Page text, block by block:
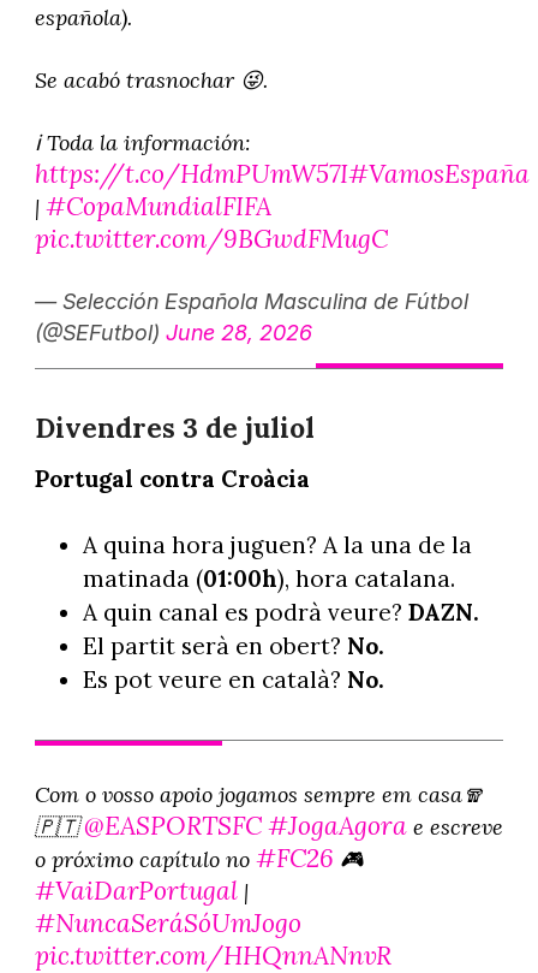
española).
Se acabó trasnochar 😜.
ℹ️ Toda la información:
https://t.co/HdmPUmW57I#VamosEspaña
| #CopaMundialFIFA
pic.twitter.com/9BGwdFMugC
— Selección Española Masculina de Fútbol
(@SEFutbol) June 28, 2026
Divendres 3 de juliol
Portugal contra Croàcia
A quina hora juguen? A la una de la
matinada (01:00h), hora catalana.
A quin canal es podrà veure? DAZN.
El partit serà en obert? No.
Es pot veure en català? No.
Com o vosso apoio jogamos sempre em casa🧣
🇵🇹@EASPORTSFC#JogaAgorae escreve
o próximo capítulo no #FC26 🎮
#VaiDarPortugal|
#NuncaSeráSóUmJogo
pic.twitter.com/HHQnnANnvR